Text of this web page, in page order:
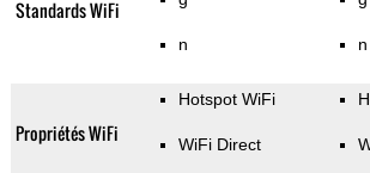
Standards WiFi
n n
Propriétés WiFi
Hotspot WiFi
WiFi Direct